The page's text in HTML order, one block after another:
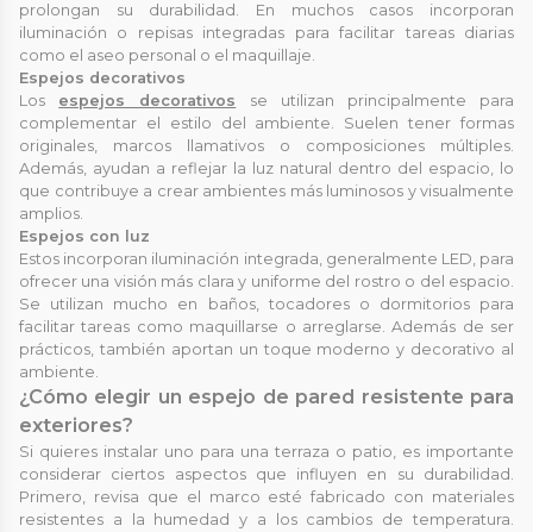
prolongan su durabilidad. En muchos casos incorporan
iluminación o repisas integradas para facilitar tareas diarias
como el aseo personal o el maquillaje.
Espejos decorativos
Los espejos decorativos se utilizan principalmente para
complementar el estilo del ambiente. Suelen tener formas
originales, marcos llamativos o composiciones múltiples.
Además, ayudan a reflejar la luz natural dentro del espacio, lo
que contribuye a crear ambientes más luminosos y visualmente
amplios.
Espejos con luz
Estos incorporan iluminación integrada, generalmente LED, para
ofrecer una visión más clara y uniforme del rostro o del espacio.
Se utilizan mucho en baños, tocadores o dormitorios para
facilitar tareas como maquillarse o arreglarse. Además de ser
prácticos, también aportan un toque moderno y decorativo al
ambiente.
¿Cómo elegir un espejo de pared resistente para
exteriores?
Si quieres instalar uno para una terraza o patio, es importante
considerar ciertos aspectos que influyen en su durabilidad.
Primero, revisa que el marco esté fabricado con materiales
resistentes a la humedad y a los cambios de temperatura.